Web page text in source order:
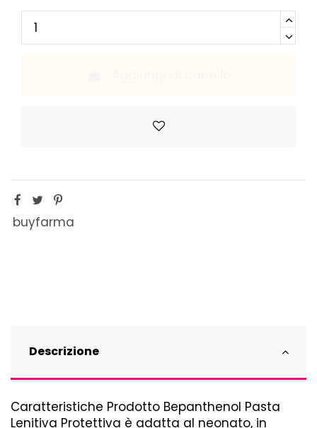
buyfarma
Descrizione
Caratteristiche Prodotto Bepanthenol Pasta
Lenitiva Protettiva è adatta al neonato, in